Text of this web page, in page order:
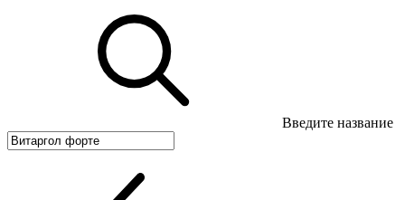
Введите название